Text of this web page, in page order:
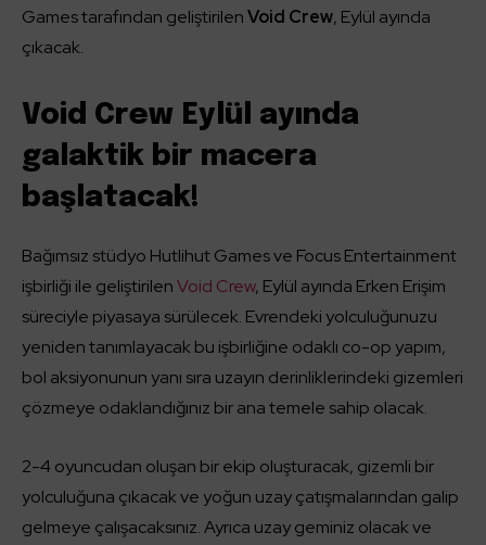
Games tarafından geliştirilenVoid Crew, Eylül ayında
çıkacak.
Void Crew Eylül ayında
galaktik bir macera
başlatacak!
Bağımsız stüdyo Hutlihut Games ve Focus Entertainment
işbirliği ile geliştirilenVoid Crew, Eylül ayında Erken Erişim
süreciyle piyasaya sürülecek. Evrendeki yolculuğunuzu
yeniden tanımlayacak bu işbirliğine odaklı co-op yapım,
bol aksiyonunun yanı sıra uzayın derinliklerindeki gizemleri
çözmeye odaklandığınız bir ana temele sahip olacak.
2-4 oyuncudan oluşan bir ekip oluşturacak, gizemli bir
yolculuğuna çıkacak ve yoğun uzay çatışmalarından galip
gelmeye çalışacaksınız. Ayrıca uzay geminiz olacak ve